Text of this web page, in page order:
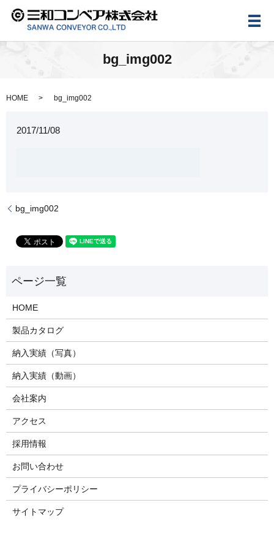
メ
bg_img002
HOME bg_img002
2017/11/08
bg_img002
HOME
製品カタログ
納入実績（写真）
納入実績（動画）
会社案内
アクセス
採用情報
お問い合わせ
プライバシーポリシー
サイトマップ